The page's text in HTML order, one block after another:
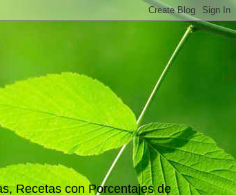
Recetas con Porcentajes de